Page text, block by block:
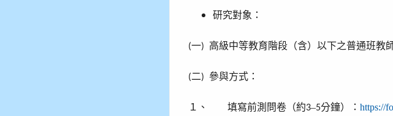
研究對象：
(一) 高級中等教育階段（含）以下之普通班教
(二)參與方式：
１、 填寫前測問卷（約3–5分鐘）：https://